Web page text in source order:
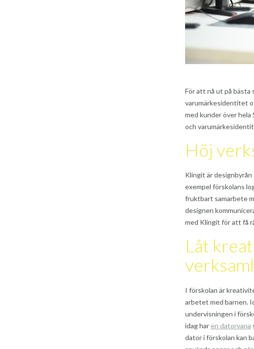
För att nå ut på bästa
varumärkesidentitet
med kunder över hela
och
Höj
Klingit är
exempel förskolans
fruktbart samarbete
designen
med Klingit för att få
Låt
I förskolan är
arbetet med barnen.
undervisningen i
idag har en datorvana
dator i förskolan kan